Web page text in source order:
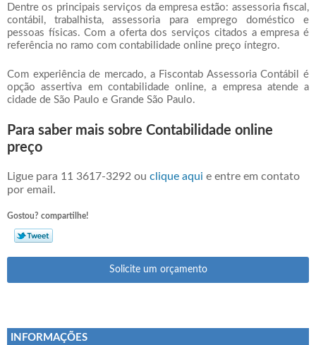
Dentre os principais serviços da empresa estão: assessoria fiscal,
contábil, trabalhista, assessoria para emprego doméstico e
pessoas físicas. Com a oferta dos serviços citados a empresa é
referência no ramo com contabilidade online preço íntegro.
Com experiência de mercado, a Fiscontab Assessoria Contábil é
opção assertiva em contabilidade online, a empresa atende a
cidade de São Paulo e Grande São Paulo.
Para saber mais sobre Contabilidade online
preço
Ligue para 11 3617-3292 ou clique aqui e entre em contato
por email.
Gostou? compartilhe!
Solicite um orçamento
INFORMAÇÕES